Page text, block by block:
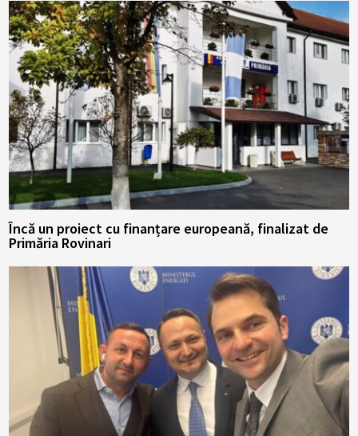
Încă un proiect cu finanțare europeană, finalizat de
Primăria Rovinari